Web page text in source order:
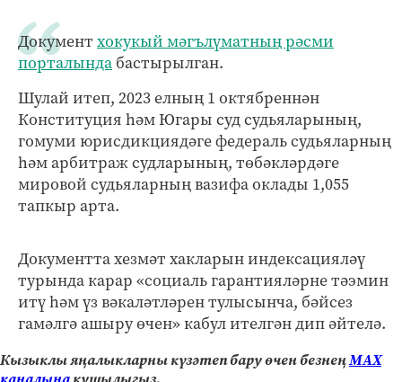
Документ хокукый мәгълүматның рәсми
порталында бастырылган.
Шулай итеп, 2023 елның 1 октябреннән
Конституция һәм Югары суд судьяларының,
гомуми юрисдикциядәге федераль судьяларның
һәм арбитраж судларының, төбәкләрдәге
мировой судьяларның вазифа оклады 1,055
тапкыр арта.
Документта хезмәт хакларын индексацияләү
турында карар «социаль гарантияләрне тәэмин
итү һәм үз вәкаләтләрен тулысынча, бәйсез
гамәлгә ашыру өчен» кабул ителгән дип әйтелә.
Кызыклы яңалыкларны күзәтеп бару өчен безнеңМАХ